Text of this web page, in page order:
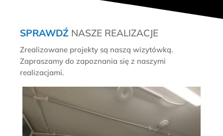
SPRAWDŹ NASZE REALIZACJE
Zrealizowane projekty są naszą wizytówką.
Zapraszamy do zapoznania się z naszymi
realizacjami.